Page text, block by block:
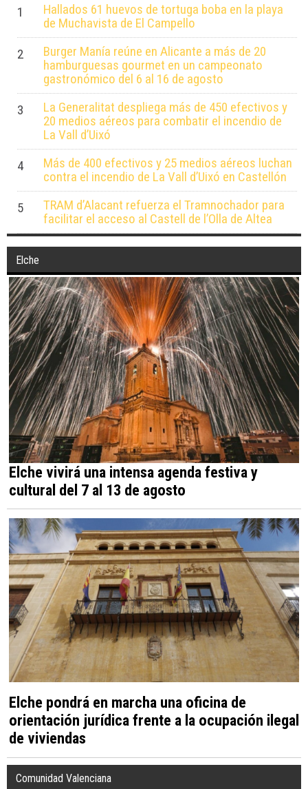
1
Hallados 61 huevos de tortuga boba en la playa
de Muchavista de El Campello
2
Burger Manía reúne en Alicante a más de 20
hamburguesas gourmet en un campeonato
gastronómico del 6 al 16 de agosto
3
La Generalitat despliega más de 450 efectivos y
20 medios aéreos para combatir el incendio de
La Vall d’Uixó
4
Más de 400 efectivos y 25 medios aéreos luchan
contra el incendio de La Vall d’Uixó en Castellón
5
TRAM d’Alacant refuerza el Tramnochador para
facilitar el acceso al Castell de l’Olla de Altea
Elche
Elche vivirá una intensa agenda festiva y
cultural del 7 al 13 de agosto
Elche pondrá en marcha una oficina de
orientación jurídica frente a la ocupación ilegal
de viviendas
Comunidad Valenciana